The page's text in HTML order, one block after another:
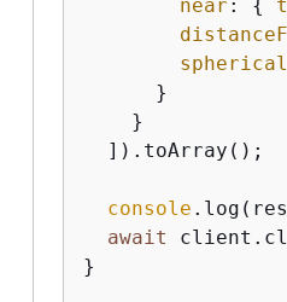
near : {
spherical
      }
    }
  ]).toArray();
console
await
}